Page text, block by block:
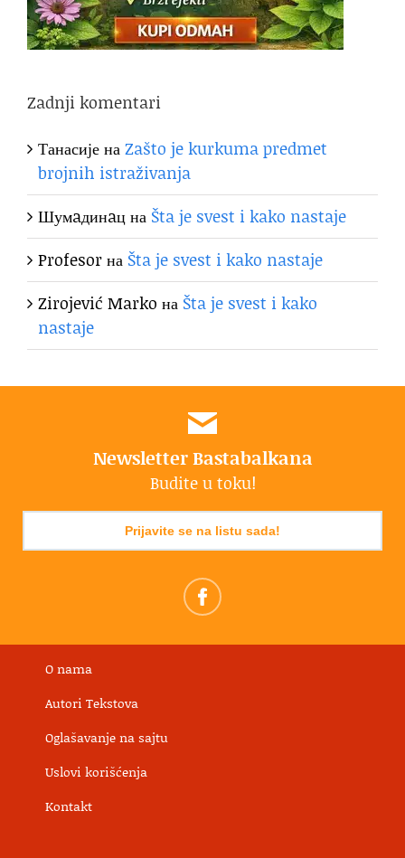
Zadnji komentari
ТанасијенаZašto je kurkuma predmet
brojnih istraživanja
Шумaдинaцна Šta je svest i kako nastaje
Profesorна Šta je svest i kako nastaje
Zirojević Marko на Šta je svest i kako
nastaje
Newsletter Bastabalkana
Budite u toku!
Prijavite se na listu sada!
O nama
Autori Tekstova
Oglašavanje na sajtu
Uslovi korišćenja
Kontakt